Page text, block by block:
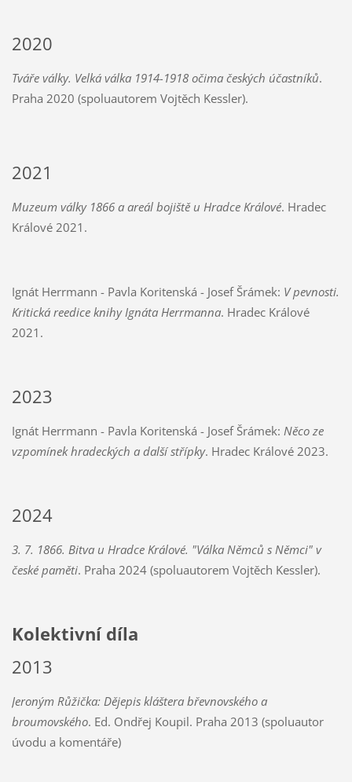
2020
Tváře války. Velká válka 1914-1918 očima českých účastníků.
Praha 2020 (spoluautorem Vojtěch Kessler).
2021
Muzeum války 1866 a areál bojiště u Hradce Králové. Hradec
Králové 2021.
Ignát Herrmann - Pavla Koritenská - Josef Šrámek: V pevnosti.
Kritická reedice knihy Ignáta Herrmanna. Hradec Králové
2021.
2023
Ignát Herrmann - Pavla Koritenská - Josef Šrámek: Něco ze
vzpomínek hradeckých a další střípky. Hradec Králové 2023.
2024
3. 7. 1866. Bitva u Hradce Králové. "Válka Němců s Němci" v
české paměti. Praha 2024 (spoluautorem Vojtěch Kessler).
Kolektivní díla
2013
Jeroným Růžička: Dějepis kláštera břevnovského a
broumovského. Ed. Ondřej Koupil. Praha 2013 (spoluautor
úvodu a komentáře)